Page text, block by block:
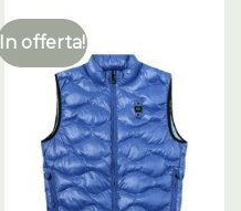
In offerta!